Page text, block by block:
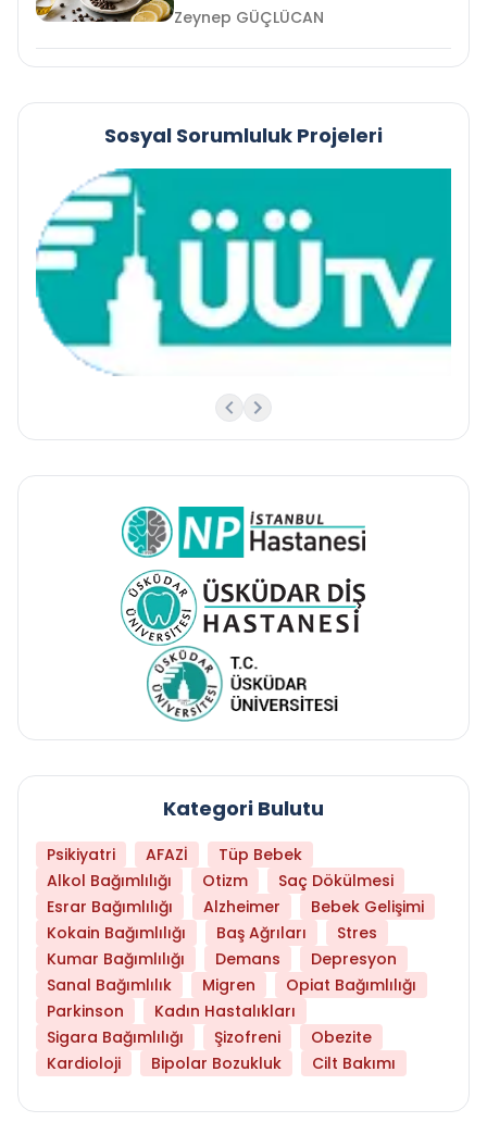
Zeynep GÜÇLÜCAN
Sosyal Sorumluluk Projeleri
Kategori Bulutu
Psikiyatri AFAZİ
Tüp Bebek
Alkol Bağımlılığı
Otizm
Saç Dökülmesi
Esrar Bağımlılığı
Alzheimer
Bebek Gelişimi
Kokain Bağımlılığı
Baş Ağrıları
Stres
Kumar Bağımlılığı
Demans
Depresyon
Sanal Bağımlılık
Migren
Opiat Bağımlılığı
Parkinson
Kadın Hastalıkları
Sigara Bağımlılığı
Şizofreni
Obezite
Kardioloji
Bipolar Bozukluk Cilt Bakımı